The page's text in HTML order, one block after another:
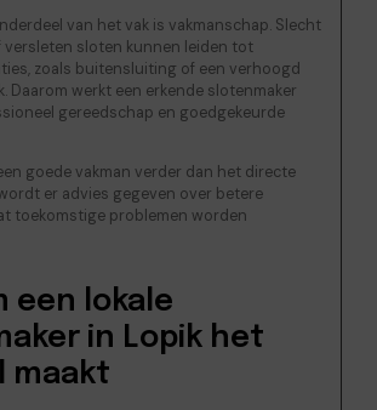
van het vak is vakmanschap. Slecht
versleten sloten kunnen leiden tot
zoals buitensluiting of een verhoogd
Daarom werkt een erkende slotenmaker
gereedschap en goedgekeurde
goede vakman verder dan het directe
er advies gegeven over betere
toekomstige problemen worden
een lokale
in Lopik het
maakt